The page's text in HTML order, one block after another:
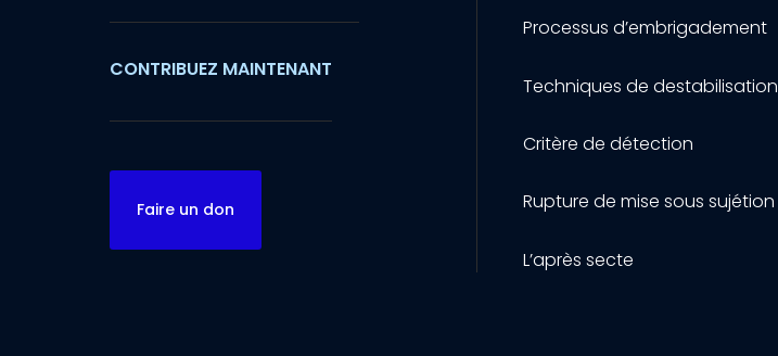
CONTRIBUEZ MAINTENANT
Faire un don
Processus d’embrigadement
Techniques de destabilisation
Critère de détection
Rupture de mise sous sujétion
L’après secte